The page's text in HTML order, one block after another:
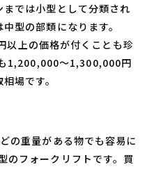
では小型として分類され
型の部類になります。
上の価格が付くことも珍
1,200,000〜1,300,000円
場です。
の重量がある物でも容易に
のフォークリフトです。買